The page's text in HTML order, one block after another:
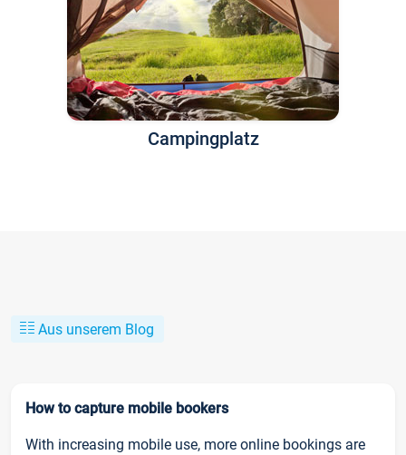
Campingplatz
Aus unserem Blog
How to capture mobile bookers
With increasing mobile use, more online bookings are